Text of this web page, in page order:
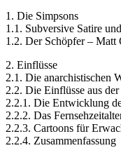
1. Die Simpsons
1.1. Subversive Satire
1.2. Der Schöpfer – Matt
2. Einflüsse
2.1. Die anarchistischen
2.2. Die Einflüsse aus
2.2.1. Die Entwicklung
2.2.2. Das
2.2.3. Cartoons für
2.2.4. Zusammenfassung